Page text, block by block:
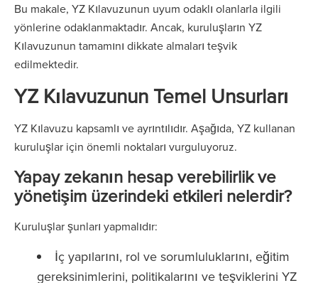
Bu makale, YZ Kılavuzunun uyum odaklı olanlarla ilgili
yönlerine odaklanmaktadır. Ancak, kuruluşların YZ
Kılavuzunun tamamını dikkate almaları teşvik
edilmektedir.
YZ Kılavuzunun Temel Unsurları
YZ Kılavuzu kapsamlı ve ayrıntılıdır. Aşağıda, YZ kullanan
kuruluşlar için önemli noktaları vurguluyoruz.
Yapay zekanın hesap verebilirlik ve
yönetişim üzerindeki etkileri nelerdir?
Kuruluşlar şunları yapmalıdır:
İç yapılarını, rol ve sorumluluklarını, eğitim
gereksinimlerini, politikalarını ve teşviklerini YZ